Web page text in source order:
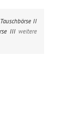
II
IIIweitere